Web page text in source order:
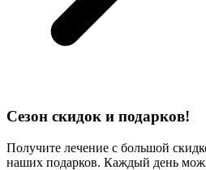
Сезон скидок и подарков!
Получите лечение с большой
наших подарков. Каждый день